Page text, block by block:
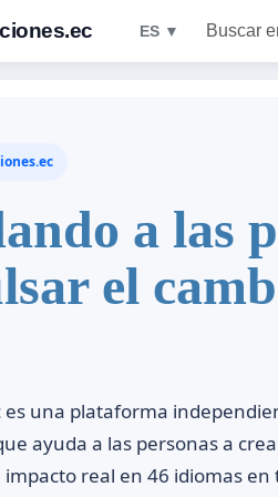
ES ▼ Buscar
a las
el
es una plataforma
ayuda a las personas a
real en 46 idiomas en